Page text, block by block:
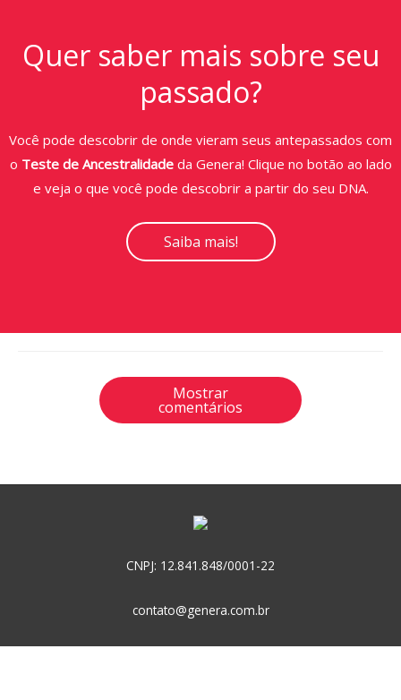
Quer saber mais sobre seu
passado?
Você pode descobrir de onde vieram seus antepassados com
o Teste de Ancestralidadeda Genera! Clique no botão ao lado
e veja o que você pode descobrir a partir do seu DNA.
Saiba mais!
Mostrar
comentários
CNPJ: 12.841.848/0001-22
contato@genera.com.br